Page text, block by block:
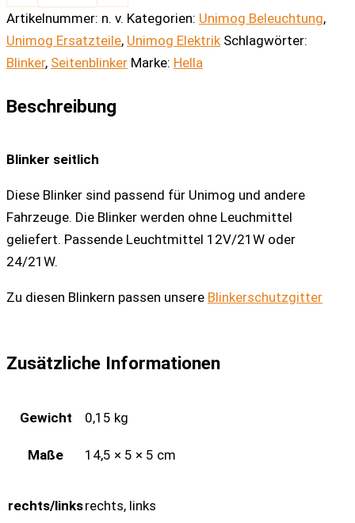
Artikelnummer: n. v. Kategorien: Unimog Beleuchtung,
Unimog Ersatzteile, Unimog Elektrik Schlagwörter:
Blinker, Seitenblinker Marke: Hella
Beschreibung
Blinker seitlich
Diese Blinker sind passend für Unimog und andere
Fahrzeuge. Die Blinker werden ohne Leuchmittel
geliefert. Passende Leuchtmittel 12V/21W oder
24/21W.
Zu diesen Blinkern passen unsere Blinkerschutzgitter
Zusätzliche Informationen
Gewicht 0,15 kg
Maße 14,5 × 5 × 5 cm
rechts/linksrechts, links